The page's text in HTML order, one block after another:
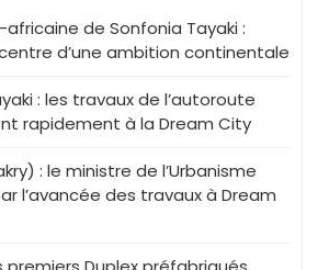
de Sonfonia Tayaki :
d’une ambition continentale
: les travaux de l’autoroute
rapidement à la Dream City
: le ministre de l’Urbanisme
l’avancée des travaux à Dream